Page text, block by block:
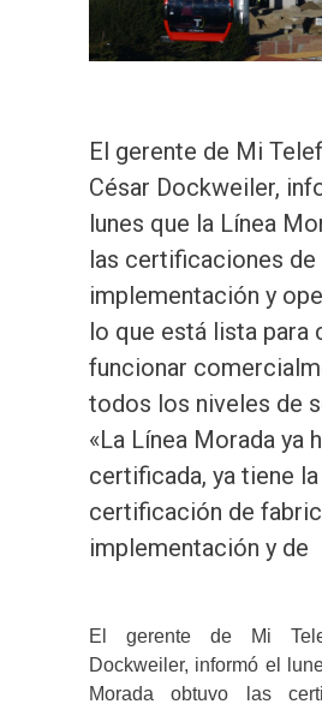
El gerente de Mi
César Dockweiler,
lunes que la Línea
las certificaciones
implementación y
lo que está lista para
funcionar
todos los niveles de
«La Línea Morada ya
certificada, ya tiene la
certificación de
implementación y de
El gerente de Mi
Dockweiler, informó el
Morada obtuvo las